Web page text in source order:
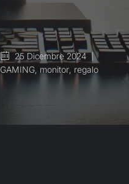
25 Dicembre 2024
GAMING monitor regalo